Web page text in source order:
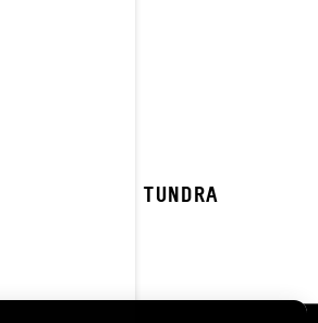
2023 TUNDRA